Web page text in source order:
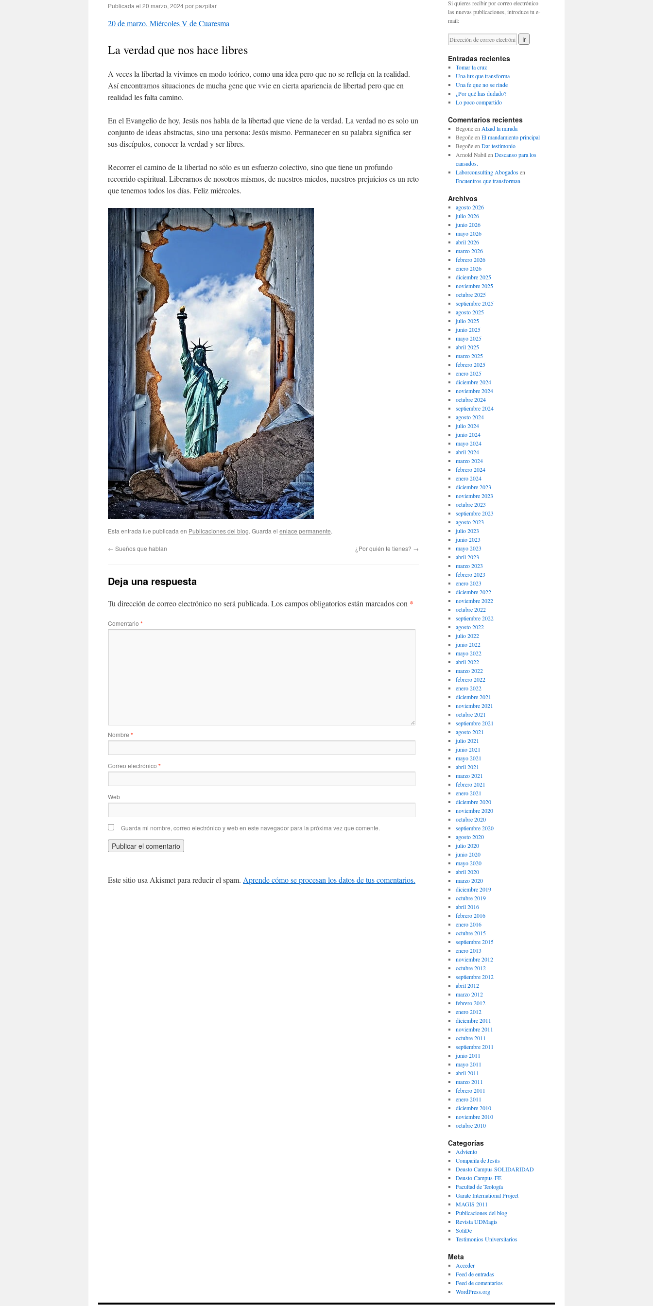
Publicada el 20 marzo, 2024porpazpitar
20 de marzo. Miércoles V de Cuaresma
La verdad que nos hace libres
A veces la libertad la vivimos en modo teórico, como una idea pero que no se refleja en la realidad.
Así encontramos situaciones de mucha gene que vvie en cierta apariencia de libertad pero que en
realidad les falta camino.
En el Evangelio de hoy, Jesús nos habla de la libertad que viene de la verdad. La verdad no es solo un
conjunto de ideas abstractas, sino una persona: Jesús mismo. Permanecer en su palabra significa ser
sus discípulos, conocer la verdad y ser libres.
Recorrer el camino de la libertad no sólo es un esfuerzo colectivo, sino que tiene un profundo
recorrido espiritual. Liberarnos de nosotros mismos, de nuestros miedos, nuestros prejuicios es un reto
que tenemos todos los días. Feliz miércoles.
Esta entrada fue publicada en Publicaciones del blog. Guarda el enlace permanente.
← Sueños que hablan ¿Por quién te tienes? →
Deja una respuesta
Tu dirección de correo electrónico no será publicada. Los campos obligatorios están marcados con *
Comentario *
Nombre *
Correo electrónico *
Web
Guarda mi nombre, correo electrónico y web en este navegador para la próxima vez que comente.
Este sitio usa Akismet para reducir el spam. Aprende cómo se procesan los datos de tus comentarios.
Si quieres recibir por correo electrónico
las nuevas publicaciones, introduce tu e-
mail:
Entradas recientes
Tomar la cruz
Una luz que transforma
Una fe que no se rinde
¿Por qué has dudado?
Lo poco compartido
Comentarios recientes
Begoñeen Alzad la mirada
Begoñeen El mandamiento principal
Begoñeen Dar testimonio
Arnold Nabilen Descanso para los
cansados.
Laborconsulting Abogadosen
Encuentros que transforman
Archivos
agosto 2026
julio 2026
junio 2026
mayo 2026
abril 2026
marzo 2026
febrero 2026
enero 2026
diciembre 2025
noviembre 2025
octubre 2025
septiembre 2025
agosto 2025
julio 2025
junio 2025
mayo 2025
abril 2025
marzo 2025
febrero 2025
enero 2025
diciembre 2024
noviembre 2024
octubre 2024
septiembre 2024
agosto 2024
julio 2024
junio 2024
mayo 2024
abril 2024
marzo 2024
febrero 2024
enero 2024
diciembre 2023
noviembre 2023
octubre 2023
septiembre 2023
agosto 2023
julio 2023
junio 2023
mayo 2023
abril 2023
marzo 2023
febrero 2023
enero 2023
diciembre 2022
noviembre 2022
octubre 2022
septiembre 2022
agosto 2022
julio 2022
junio 2022
mayo 2022
abril 2022
marzo 2022
febrero 2022
enero 2022
diciembre 2021
noviembre 2021
octubre 2021
septiembre 2021
agosto 2021
julio 2021
junio 2021
mayo 2021
abril 2021
marzo 2021
febrero 2021
enero 2021
diciembre 2020
noviembre 2020
octubre 2020
septiembre 2020
agosto 2020
julio 2020
junio 2020
mayo 2020
abril 2020
marzo 2020
diciembre 2019
octubre 2019
abril 2016
febrero 2016
enero 2016
octubre 2015
septiembre 2015
enero 2013
noviembre 2012
octubre 2012
septiembre 2012
abril 2012
marzo 2012
febrero 2012
enero 2012
diciembre 2011
noviembre 2011
octubre 2011
septiembre 2011
junio 2011
mayo 2011
abril 2011
marzo 2011
febrero 2011
enero 2011
diciembre 2010
noviembre 2010
octubre 2010
Categorías
Adviento
Compañía de Jesús
Deusto Campus SOLIDARIDAD
Deusto Campus-FE
Facultad de Teología
Garate International Project
MAGIS 2011
Publicaciones del blog
Revista UDMagis
SoliDe
Testimonios Universitarios
Meta
Acceder
Feed de entradas
Feed de comentarios
WordPress.org